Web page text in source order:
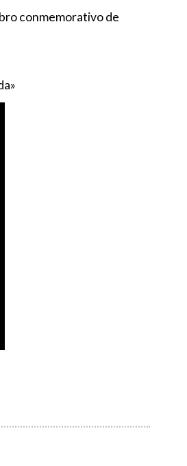
conmemorativo de